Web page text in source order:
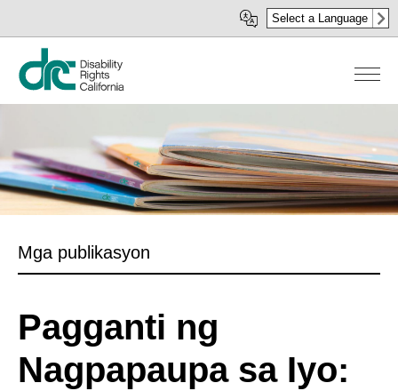
to
content
Select a Language
Mga publikasyon
Pagganti ng
Nagpapaupa sa Iyo: